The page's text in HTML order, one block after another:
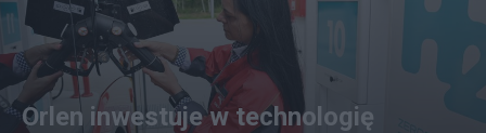
Orlen inwestuje w technologię